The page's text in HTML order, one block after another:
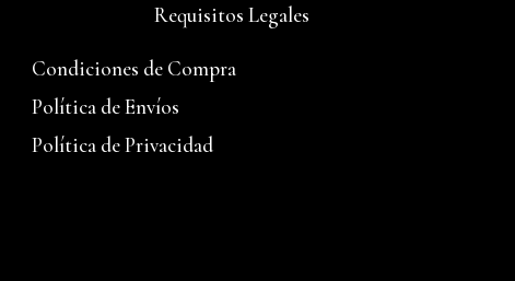
Requisitos Legales
Condiciones de Compra
Política de Envíos
Política de Privacidad